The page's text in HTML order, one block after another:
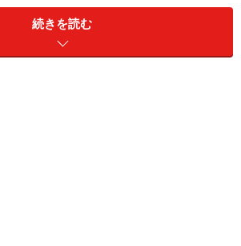
続きを読む